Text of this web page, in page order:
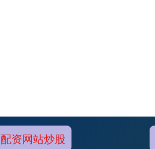
配资网站炒股